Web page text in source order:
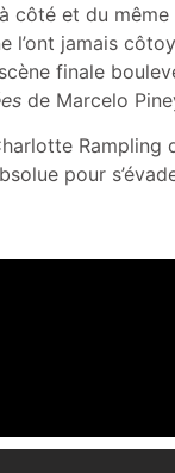
côté et du même
l’ont jamais
finale
de Marcelo
Rampling
pour